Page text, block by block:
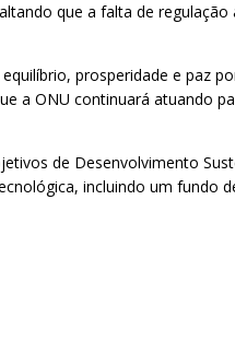
que a falta de regulação
prosperidade e paz
a ONU continuará atuando
de Desenvolvimento
incluindo um fundo